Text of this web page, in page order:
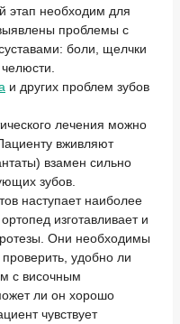
этап необходим для
проблемы с
боли, щелчки
и других проблем зубов
лечения можно
Пациенту вживляют
взамен сильно
зубов.
наступает наиболее
изготавливает и
Они необходимы
удобно ли
с височным
ли он хорошо
чувствует